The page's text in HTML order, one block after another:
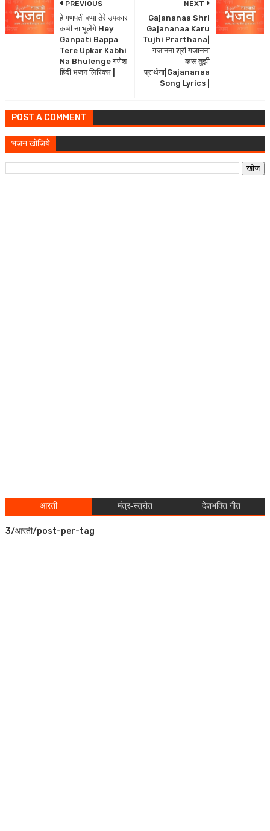
NEXT
Gajananaa Shri
Gajananaa Karu
Tujhi Prarthana|
गजानना श्री गजानना
करू तुझी
प्रार्थना|Gajananaa
Song Lyrics |
PREVIOUS
हे गणपती बप्पा तेरे उपकार
कभी ना भूलेंगे Hey
Ganpati Bappa
Tere Upkar Kabhi
Na Bhulenge गणेश
हिंदी भजन लिरिक्स |
POST A COMMENT
भजन खोजिये
आरती मंत्र-स्त्रोत देशभक्ति गीत
3/आरती/post-per-tag